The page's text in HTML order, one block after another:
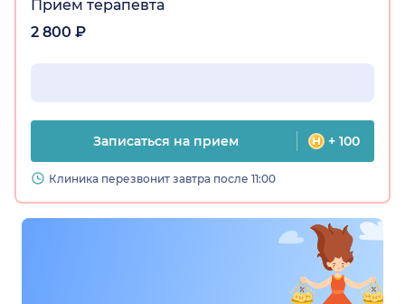
Прием терапевта
2 800 ₽
Записаться на прием + 100
Клиника перезвонит завтра после 11:00